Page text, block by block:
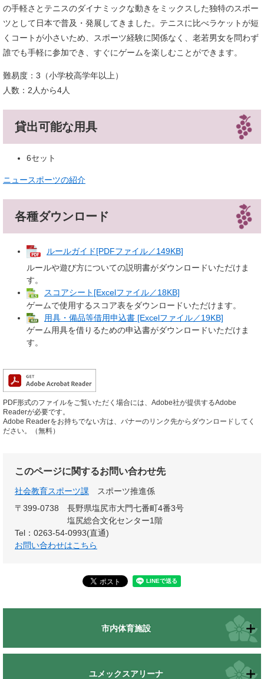
の手軽さとテニスのダイナミックな動きをミックスした独特のスポー
ツとして日本で普及・発展してきました。テニスに比べラケットが短
くコートが小さいため、スポーツ経験に関係なく、老若男女を問わず
誰でも手軽に参加でき、すぐにゲームを楽しむことができます。
難易度：3（小学校高学年以上）
人数：2人から4人
貸出可能な用具
6セット
ニュースポーツの紹介
各種ダウンロード
ルールガイド[PDFファイル／149KB]
ルールや遊び方についての説明書がダウンロードいただけま
す。
スコアシート[Excelファイル／18KB]
ゲームで使用するスコア表をダウンロードいただけます。
用具・備品等借用申込書 [Excelファイル／19KB]
ゲーム用具を借りるための申込書がダウンロードいただけま
す。
PDF形式のファイルをご覧いただく場合には、Adobe社が提供するAdobe
Readerが必要です。
Adobe Readerをお持ちでない方は、バナーのリンク先からダウンロードしてく
ださい。（無料）
このページに関するお問い合わせ先
社会教育スポーツ課
スポーツ推進係
〒399-0738
長野県塩尻市大門七番町4番3号
塩尻総合文化センター1階
Tel：0263-54-0993(直通)
お問い合わせはこちら
市内体育施設
ユメックスアリーナ